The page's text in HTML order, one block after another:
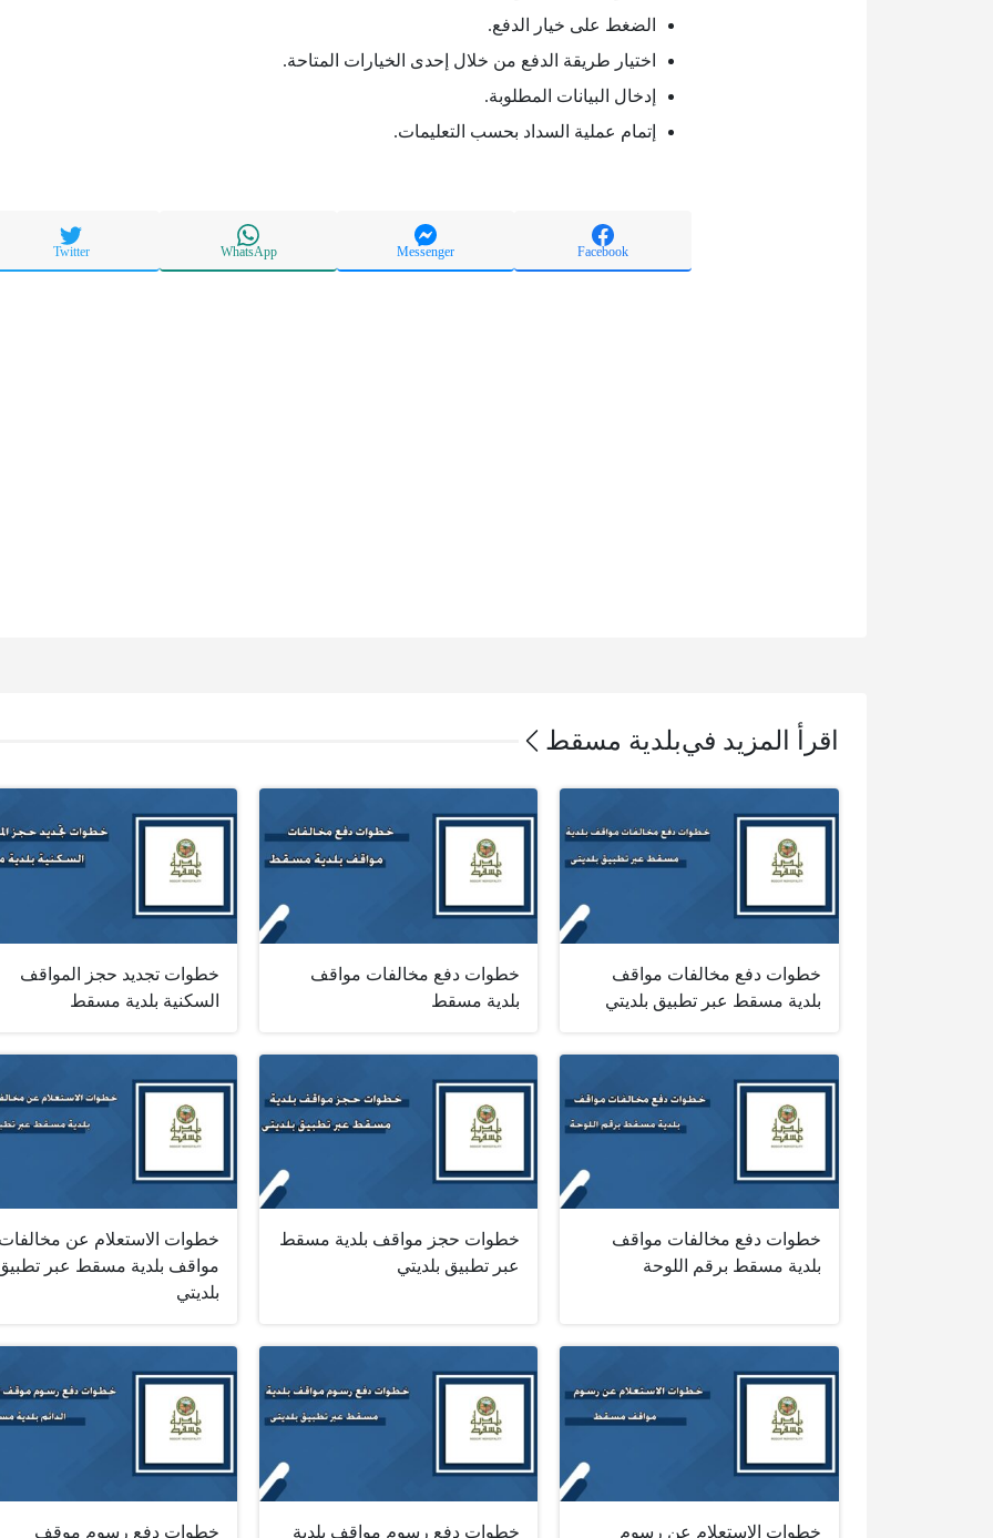
الضغط على خيار الدفع.
اختيار طريقة الدفع من خلال إحدى الخيارات المتاحة.
إدخال البيانات المطلوبة.
إتمام عملية السداد بحسب التعليمات.
Facebook
Messenger
WhatsApp
Twitter
اقرأ المزيد فيبلدية مسقط
خطوات دفع مخالفات مواقف
بلدية مسقط عبر تطبيق بلديتي
خطوات دفع مخالفات مواقف
بلدية مسقط
خطوات تجديد حجز المواقف
السكنية بلدية مسقط
خطوات دفع مخالفات مواقف
بلدية مسقط برقم اللوحة
خطوات حجز مواقف بلدية مسقط
عبر تطبيق بلديتي
خطوات الاستعلام عن
مواقف بلدية مسقط عبر
بلديتي
خطوات الاستعلام عن رسوم خطوات دفع رسوم مواقف بلدية خطوات دفع رسوم موقف